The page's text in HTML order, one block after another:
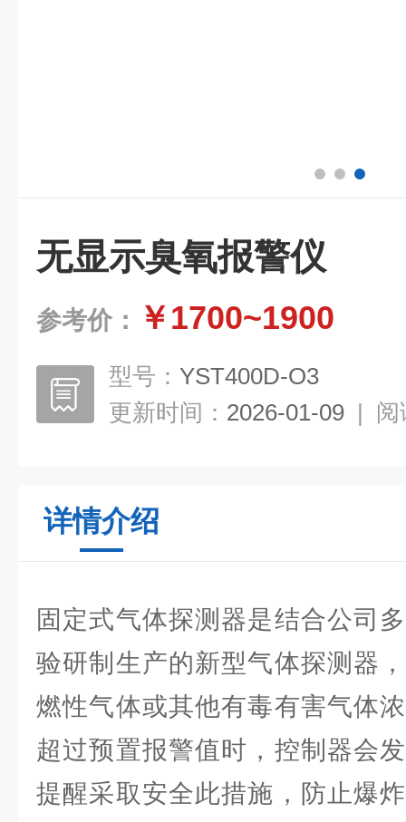
无显示臭氧报警仪
参考价： ￥1700~1900
型号： YST400D-O3
更新时间： 2026-01-09 | 阅
详情介绍
固定式气体探测器是结合公司
验研制生产的新型气体探测器
燃性气体或其他有毒有害气体
超过预置报警值时，控制器会
提醒采取安全此措施，防止爆